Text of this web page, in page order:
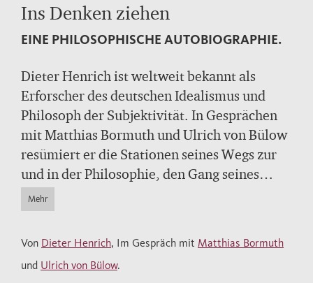
Ins Denken ziehen
EINE PHILOSOPHISCHE AUTOBIOGRAPHIE.
Dieter Henrich ist weltweit bekannt als
Erforscher des deutschen Idealismus und
Philosoph der Subjektivität. In Gesprächen
mit Matthias Bormuth und Ulrich von Bülow
resümiert er die Stationen seines Wegs zur
und in der Philosophie, den Gang seines
Denkens sowie die Begegnungen mit
Lehrern, Zeitgenossen und Weggefährten.
Heidegger, Theodor W. Adorno, Hilary
Putnam oder auch Sergiu Celibidache und
Mehr
Von Dieter Henrich, Im Gespräch mit Matthias Bormuth
und Ulrich von Bülow.